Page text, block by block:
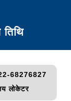
68276827
लोकेटर